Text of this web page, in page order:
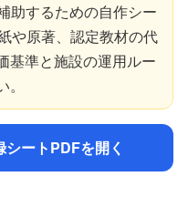
助するための自作シー
や原著、認定教材の代
基準と施設の運用ルー
ートPDFを開く